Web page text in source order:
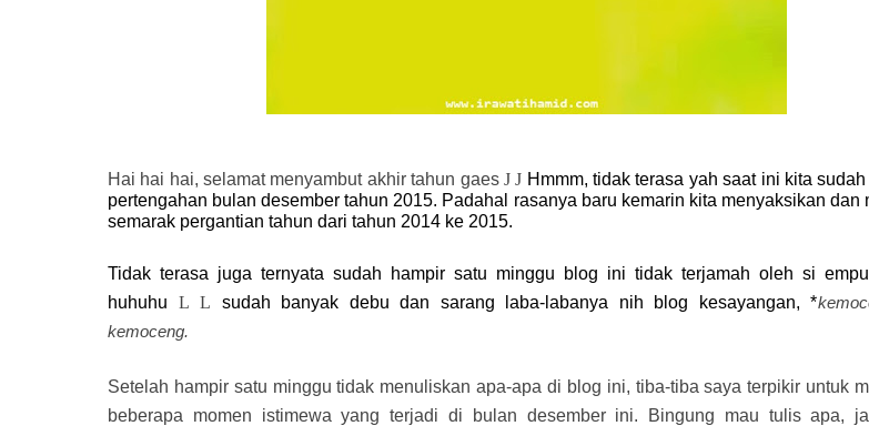
Hai hai hai, selamat menyambut akhir tahun gaes J J Hmmm, tidak terasa yah saat ini kita
pertengahan bulan desember tahun 2015. Padahal rasanya baru kemarin kita menyaksikan dan
semarak pergantian tahun dari tahun 2014 ke 2015.
Tidak terasa juga ternyata sudah hampir satu minggu blog ini tidak terjamah oleh si
huhuhu
L L sudah banyak debu dan sarang laba-labanya nih blog kesayangan, *
kemoceng.
Setelah hampir satu minggu tidak menuliskan apa-apa di blog ini, tiba-tiba saya terpikir untuk
beberapa momen istimewa yang terjadi di bulan desember ini. Bingung mau tulis apa,